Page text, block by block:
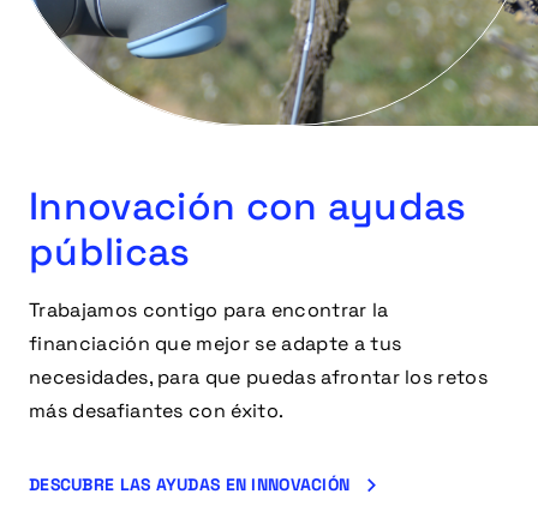
Innovación con ayudas
públicas
Trabajamos contigo para encontrar la
financiación que mejor se adapte a tus
necesidades, para que puedas afrontar los retos
más desafiantes con éxito.
DESCUBRE LAS AYUDAS EN INNOVACIÓN